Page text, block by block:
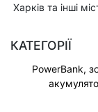
Харків та інші
КАТЕГОРІЇ
PowerBank,